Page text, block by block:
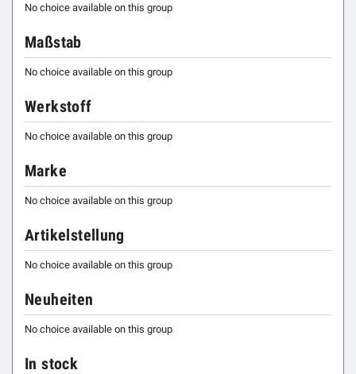
No choice available on this group
Maßstab
No choice available on this group
Werkstoff
No choice available on this group
Marke
No choice available on this group
Artikelstellung
No choice available on this group
Neuheiten
No choice available on this group
In stock